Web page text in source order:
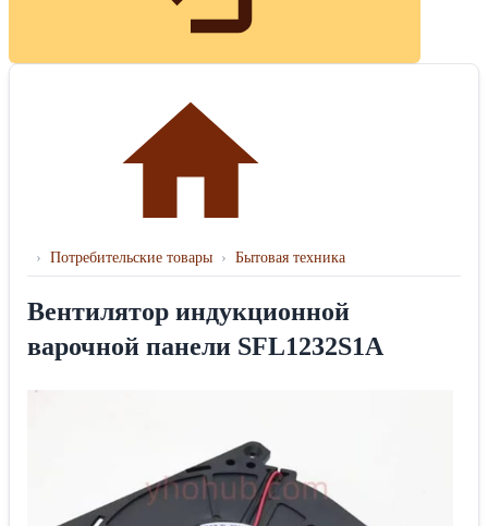
› Потребительские товары › Бытовая техника
Вентилятор индукционной
варочной панели SFL1232S1A